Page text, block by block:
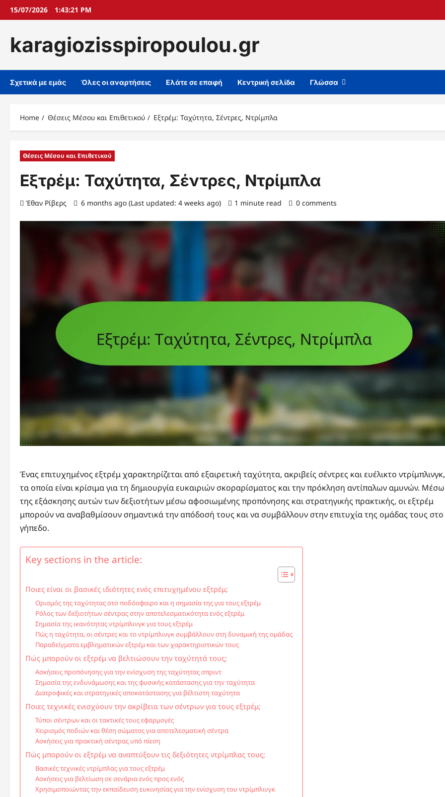
Skip15/07/2026 1:43:22 PM
karagiozisspiropoulou.gr
Σχετικά με εμάς Όλες οι αναρτήσεις Ελάτε σε επαφή Κεντρική σελίδα Γλώσσα
Home Θέσεις Μέσου και Επιθετικού Εξτρέμ: Ταχύτητα, Σέντρες, Ντρίμπλα
Θέσεις Μέσου και Επιθετικού
Εξτρέμ: Ταχύτητα, Σέντρες, Ντρίμπλα
Έθαν Ρίβερς 6 months ago (Last updated: 4 weeks ago) 1 minute read 0 comments
Ένας επιτυχημένος εξτρέμ χαρακτηρίζεται από εξαιρετική ταχύτητα, ακριβείς σέντρες και ευέλικτο ντρίμπλινγκ,
τα οποία είναι κρίσιμα για τη δημιουργία ευκαιριών σκοραρίσματος και την πρόκληση αντίπαλων αμυνών. Μέσω
της εξάσκησης αυτών των δεξιοτήτων μέσω αφοσιωμένης προπόνησης και στρατηγικής πρακτικής, οι εξτρέμ
μπορούν να αναβαθμίσουν σημαντικά την απόδοσή τους και να συμβάλλουν στην επιτυχία της ομάδας τους στο
γήπεδο.
Key sections in the article:
Ποιες είναι οι βασικές ιδιότητες ενός επιτυχημένου εξτρέμ;
Ορισμός της ταχύτητας στο ποδόσφαιρο και η σημασία της για τους εξτρέμ
Ρόλος των δεξιοτήτων σέντρας στην αποτελεσματικότητα ενός εξτρέμ
Σημασία της ικανότητας ντρίμπλινγκ για τους εξτρέμ
Πώς η ταχύτητα, οι σέντρες και το ντρίμπλινγκ συμβάλλουν στη δυναμική της ομάδας
Παραδείγματα εμβληματικών εξτρέμ και των χαρακτηριστικών τους
Πώς μπορούν οι εξτρέμ να βελτιώσουν την ταχύτητά τους;
Ασκήσεις προπόνησης για την ενίσχυση της ταχύτητας σπριντ
Σημασία της ενδυνάμωσης και της φυσικής κατάστασης για την ταχύτητα
Διατροφικές και στρατηγικές αποκατάστασης για βέλτιστη ταχύτητα
Ποιες τεχνικές ενισχύουν την ακρίβεια των σέντρων για τους εξτρέμ;
Τύποι σέντρων και οι τακτικές τους εφαρμογές
Χειρισμός ποδιών και θέση σώματος για αποτελεσματική σέντρα
Ασκήσεις για πρακτική σέντρας υπό πίεση
Πώς μπορούν οι εξτρέμ να αναπτύξουν τις δεξιότητες ντρίμπλας τους;
Βασικές τεχνικές ντρίμπλας για τους εξτρέμ
Ασκήσεις για βελτίωση σε σενάρια ενός προς ενός
Χρησιμοποιώντας την εκπαίδευση ευκινησίας για την ενίσχυση του ντρίμπλινγκ